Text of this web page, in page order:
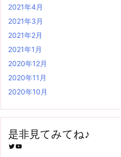
2021年4月
2021年3月
2021年2月
2021年1月
2020年12月
2020年11月
2020年10月
是非見てみてね♪
Twitter YouTube